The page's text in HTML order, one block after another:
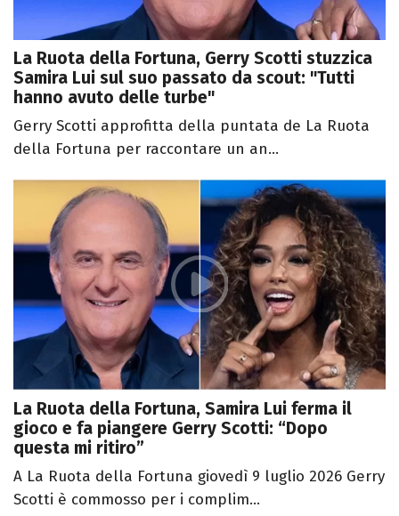
La Ruota della Fortuna, Gerry Scotti stuzzica
Samira Lui sul suo passato da scout: "Tutti
hanno avuto delle turbe"
Gerry Scotti approfitta della puntata de La Ruota
della Fortuna per raccontare un an...
La Ruota della Fortuna, Samira Lui ferma il
gioco e fa piangere Gerry Scotti: “Dopo
questa mi ritiro”
A La Ruota della Fortuna giovedì 9 luglio 2026 Gerry
Scotti è commosso per i complim...